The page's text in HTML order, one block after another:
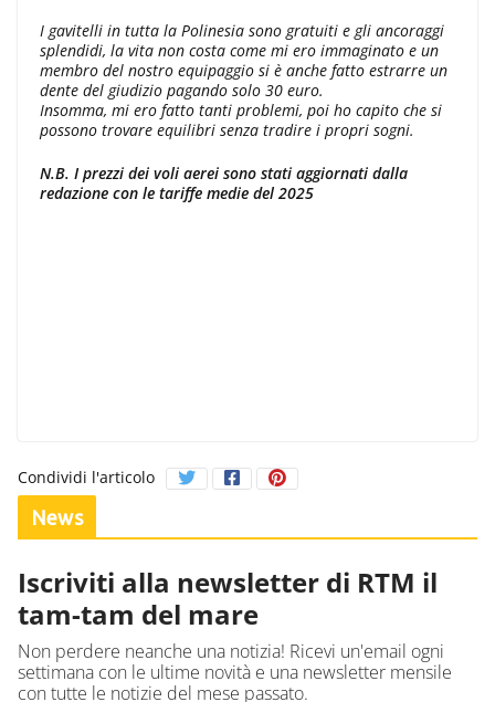
I gavitelli in tutta la Polinesia sono gratuiti e gli ancoraggi
splendidi, la vita non costa come mi ero immaginato e un
membro del nostro equipaggio si è anche fatto estrarre un
dente del giudizio pagando solo 30 euro.
Insomma, mi ero fatto tanti problemi, poi ho capito che si
possono trovare equilibri senza tradire i propri sogni.
N.B. I prezzi dei voli aerei sono stati aggiornati dalla
redazione con le tariffe medie del 2025
Condividi l'articolo
News
Iscriviti alla newsletter di RTM il
tam-tam del mare
Non perdere neanche una notizia! Ricevi un'email ogni
settimana con le ultime novità e una newsletter mensile
con tutte le notizie del mese passato.